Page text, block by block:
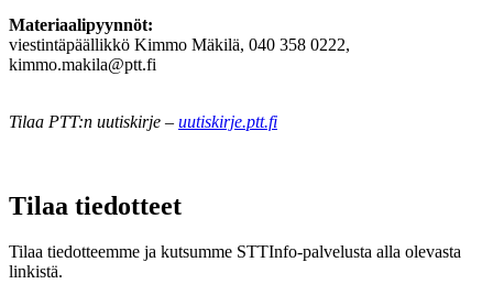
Materiaalipyynnöt:
viestintäpäällikkö Kimmo Mäkilä, 040 358 0222,
kimmo.makila@ptt.fi
Tilaa PTT:n uutiskirje – uutiskirje.ptt.fi
Tilaa tiedotteet
Tilaa tiedotteemme ja kutsumme STTInfo-palvelusta alla olevasta
linkistä.